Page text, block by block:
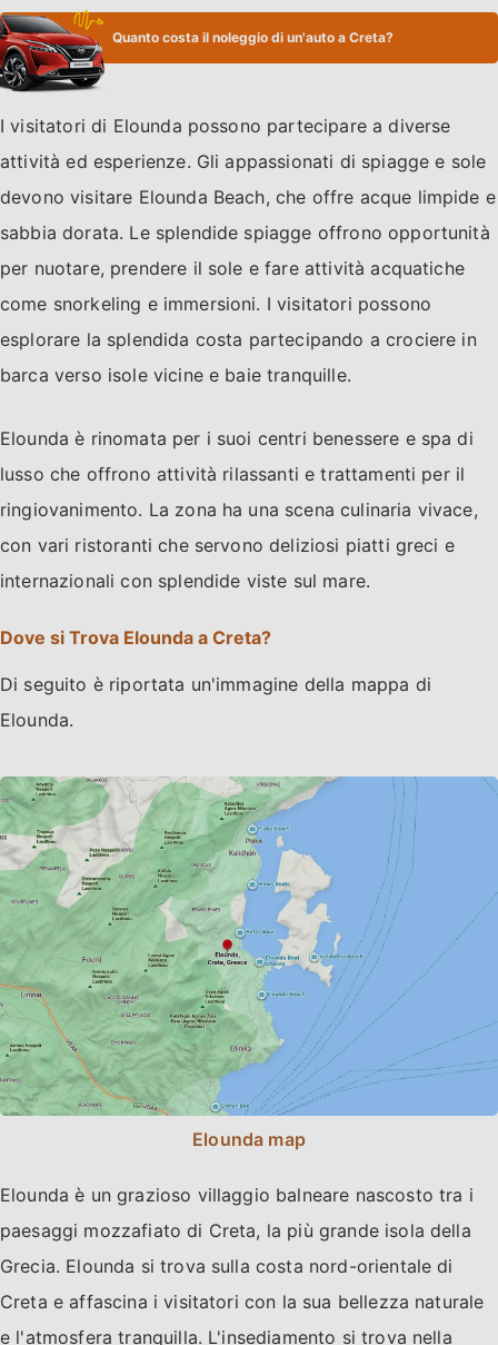
Quanto costa il noleggio di un'auto a Creta?
I visitatori di Elounda possono partecipare a diverse
attività ed esperienze. Gli appassionati di spiagge e sole
devono visitare Elounda Beach, che offre acque limpide e
sabbia dorata. Le splendide spiagge offrono opportunità
per nuotare, prendere il sole e fare attività acquatiche
come snorkeling e immersioni. I visitatori possono
esplorare la splendida costa partecipando a crociere in
barca verso isole vicine e baie tranquille.
Elounda è rinomata per i suoi centri benessere e spa di
lusso che offrono attività rilassanti e trattamenti per il
ringiovanimento. La zona ha una scena culinaria vivace,
con vari ristoranti che servono deliziosi piatti greci e
internazionali con splendide viste sul mare.
Dove si Trova Elounda a Creta?
Di seguito è riportata un'immagine della mappa di
Elounda.
Elounda map
Elounda è un grazioso villaggio balneare nascosto tra i
paesaggi mozzafiato di Creta, la più grande isola della
Grecia. Elounda si trova sulla costa nord-orientale di
Creta e affascina i visitatori con la sua bellezza naturale
e l'atmosfera tranquilla. L'insediamento si trova nella